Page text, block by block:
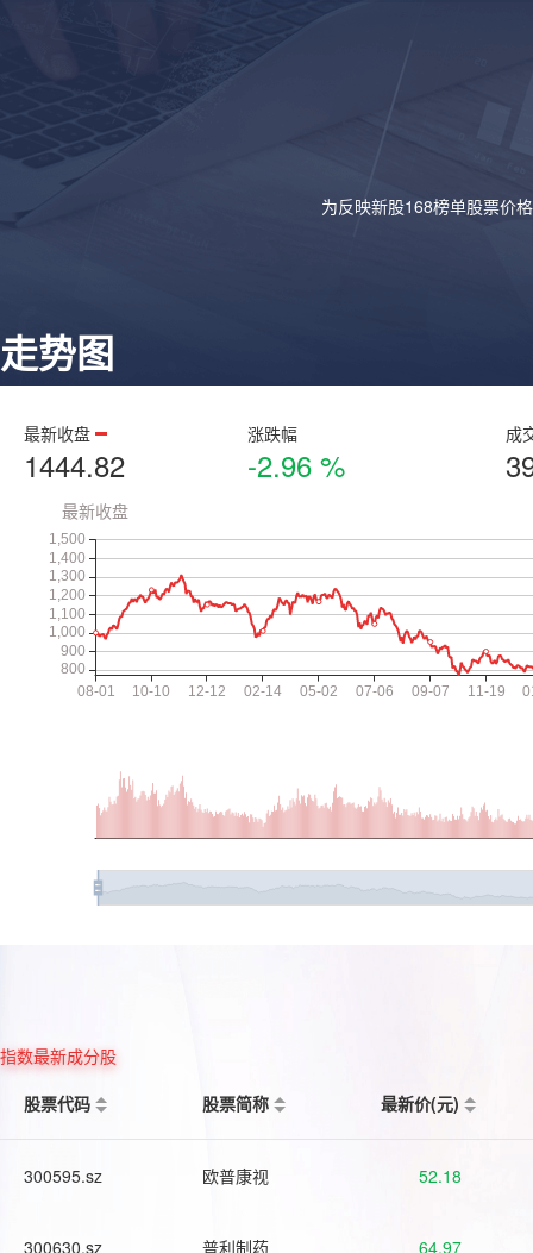
为反映新股168榜单股票价
走势图
最新收盘
1444.82
涨跌幅
-2.96 %
成
指数最新成分股
股票代码
股票简称 最新价(元)
300595.sz 欧普康视 52.18
300630.sz 普利制药 64.97